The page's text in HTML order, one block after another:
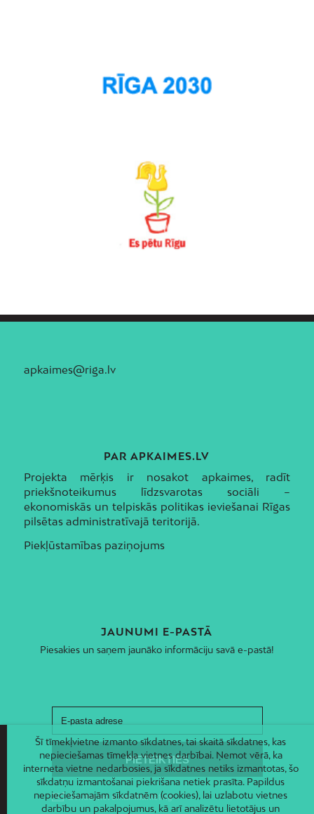
apkaimes@riga.lv
PAR APKAIMES.LV
Projekta mērķis ir nosakot apkaimes, radīt
priekšnoteikumus līdzsvarotas sociāli –
ekonomiskās un telpiskās politikas ieviešanai Rīgas
pilsētas administratīvajā teritorijā.
Piekļūstamības paziņojums
JAUNUMI E-PASTĀ
Piesakies un saņem jaunāko informāciju savā e-pastā!
Šī tīmekļvietne izmanto sīkdatnes, tai skaitā sīkdatnes, kas
nepieciešamas tīmekļa vietnes darbībai. Ņemot vērā, ka
interneta vietne nedarbosies, ja sīkdatnes netiks izmantotas, šo
sīkdatņu izmantošanai piekrišana netiek prasīta. Papildus
nepieciešamajām sīkdatnēm (cookies), lai uzlabotu vietnes
darbību un pakalpojumus, kā arī analizētu lietotājus un